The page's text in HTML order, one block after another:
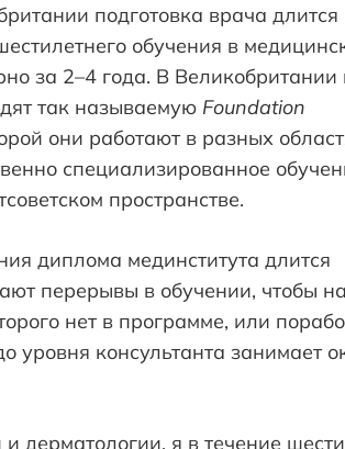
подготовка врача длится
обучения в
за 2–4 года. В Великобритании
так называемую Foundation
они работают в разных
специализированное
пространстве.
диплома мединститута длится
перерывы в обучении, чтобы
нет в программе, или
уровня консультанта занимает
дерматологии, я в течение